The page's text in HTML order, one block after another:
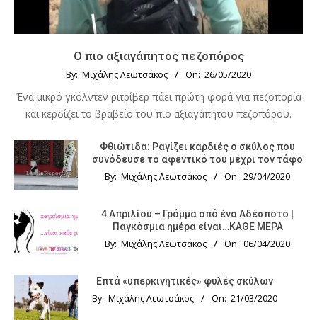
Ο πιο αξιαγάπητος πεζοπόρος
By: Μιχάλης Λεωτσάκος On: 26/05/2020
Ένα μικρό γκόλντεν ριτρίβερ πάει πρώτη φορά για πεζοπορία
και κερδίζει το βραβείο του πιο αξιαγάπητου πεζοπόρου.
Φθιώτιδα: Ραγίζει καρδιές ο σκύλος που
συνόδευσε το αφεντικό του μέχρι τον τάφο
By: Μιχάλης Λεωτσάκος On: 29/04/2020
4 Απριλίου – Γράμμα από ένα Αδέσποτο |
Παγκόσμια ημέρα είναι…ΚΑΘΕ ΜΕΡΑ
By: Μιχάλης Λεωτσάκος On: 06/04/2020
Επτά «υπερκινητικές» φυλές σκύλων
By: Μιχάλης Λεωτσάκος On: 21/03/2020